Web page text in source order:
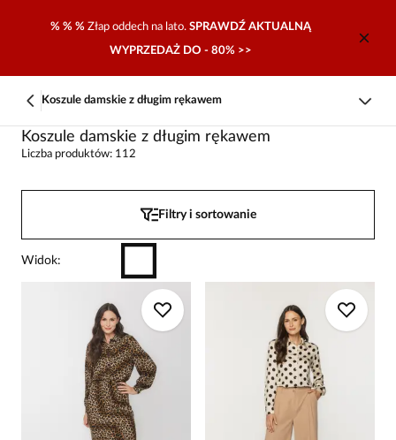
% % % Złap oddech na lato. SPRAWDŹ AKTUALNĄ
WYPRZEDAŻ DO - 80% >>
Koszule damskie z długim rękawem
Koszule damskie z długim rękawem
Liczba produktów: 112
Filtry i sortowanie
Widok: